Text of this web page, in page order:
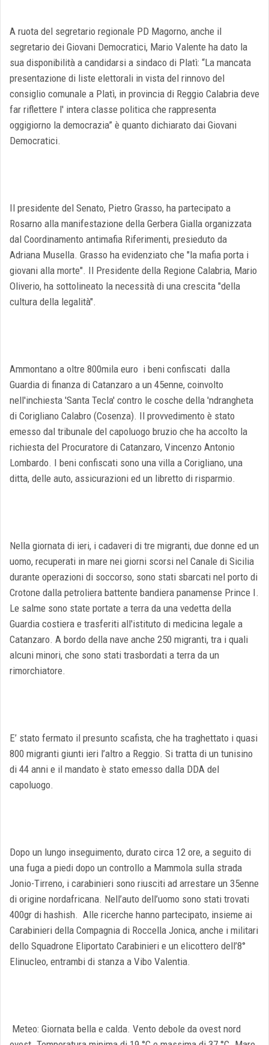
A ruota del segretario regionale PD Magorno, anche il
segretario dei Giovani Democratici, Mario Valente ha dato la
sua disponibilità a candidarsi a sindaco di Platì: “La mancata
presentazione di liste elettorali in vista del rinnovo del
consiglio comunale a Platì, in provincia di Reggio Calabria deve
far riflettere l' intera classe politica che rappresenta
oggigiorno la democrazia” è quanto dichiarato dai Giovani
Democratici.
Il presidente del Senato, Pietro Grasso, ha partecipato a
Rosarno alla manifestazione della Gerbera Gialla organizzata
dal Coordinamento antimafia Riferimenti, presieduto da
Adriana Musella. Grasso ha evidenziato che "la mafia porta i
giovani alla morte". Il Presidente della Regione Calabria, Mario
Oliverio, ha sottolineato la necessità di una crescita "della
cultura della legalità".
Ammontano a oltre 800mila euro i beni confiscati dalla
Guardia di finanza di Catanzaro a un 45enne, coinvolto
nell'inchiesta 'Santa Tecla' contro le cosche della 'ndrangheta
di Corigliano Calabro (Cosenza). Il provvedimento è stato
emesso dal tribunale del capoluogo bruzio che ha accolto la
richiesta del Procuratore di Catanzaro, Vincenzo Antonio
Lombardo. I beni confiscati sono una villa a Corigliano, una
ditta, delle auto, assicurazioni ed un libretto di risparmio.
Nella giornata di ieri, i cadaveri di tre migranti, due donne ed un
uomo, recuperati in mare nei giorni scorsi nel Canale di Sicilia
durante operazioni di soccorso, sono stati sbarcati nel porto di
Crotone dalla petroliera battente bandiera panamense Prince I.
Le salme sono state portate a terra da una vedetta della
Guardia costiera e trasferiti all'istituto di medicina legale a
Catanzaro. A bordo della nave anche 250 migranti, tra i quali
alcuni minori, che sono stati trasbordati a terra da un
rimorchiatore.
E’ stato fermato il presunto scafista, che ha traghettato i quasi
800 migranti giunti ieri l’altro a Reggio. Si tratta di un tunisino
di 44 anni e il mandato è stato emesso dalla DDA del
capoluogo.
Dopo un lungo inseguimento, durato circa 12 ore, a seguito di
una fuga a piedi dopo un controllo a Mammola sulla strada
Jonio-Tirreno, i carabinieri sono riusciti ad arrestare un 35enne
di origine nordafricana. Nell’auto dell’uomo sono stati trovati
400gr di hashish. Alle ricerche hanno partecipato, insieme ai
Carabinieri della Compagnia di Roccella Jonica, anche i militari
dello Squadrone Eliportato Carabinieri e un elicottero dell’8°
Elinucleo, entrambi di stanza a Vibo Valentia.
Meteo: Giornata bella e calda. Vento debole da ovest nord